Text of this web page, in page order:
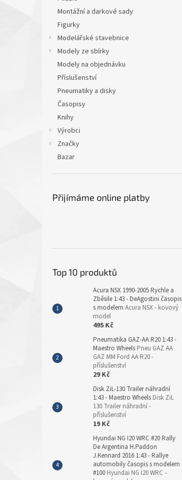
Montážní a darkové sady
Figurky
Modelářské stavebnice
Modely ze sbírky
Modely na objednávku
Příslušenství
Pneumatiky a disky
Časopisy
Knihy
Výrobci
Značky
Bazar
Přijímáme online platby
Top 10 produktů
Acura NSX 1990-2005 Rychle a
Zběsile 1:43 - DeAgostini časopis
s modelem Acura NSX - kovový
model
495 Kč
Pneumatika GAZ-AA R20 1:43 -
Maestro Wheels Pneu GAZ AA
GAZ MM Ford AA R20 -
příslušenství
29 Kč
Disk ZiL-130 Trailer náhradní
1:43 - Maestro Wheels Disk ZiL
130 Trailer náhradní -
příslušenství
19 Kč
Hyundai NG I20 WRC #20 Rally
De Argentina H.Paddon
J.Kennard 2016 1:43 - Rallye
automobily časopis s modelem
#100 Hyundai NG I20 WRC -